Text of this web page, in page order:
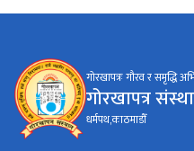
गोरखापत्रः गौरव र समृद्धि
गोरखापत्र
धर्मपथ,काठमाडौँ